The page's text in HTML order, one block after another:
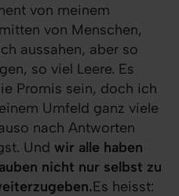
von meinem
von Menschen,
aussahen, aber so
so viel Leere. Es
Promis sein, doch ich
Umfeld ganz viele
nach Antworten
Und wir alle haben
nicht nur selbst zu
Es heisst: